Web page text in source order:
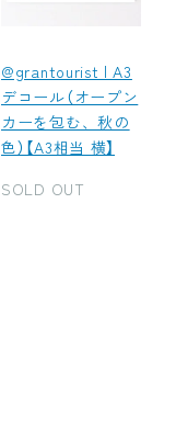
@grantourist | A3
デコール（オープン
カーを包む、秋の
色）【A3相当 横】
SOLD OUT